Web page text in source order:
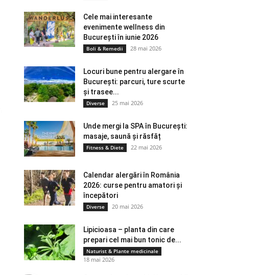
Cele mai interesante
evenimente wellness din
București în iunie 2026
Boli & Remedii 28 mai 2026
Locuri bune pentru alergare în
București: parcuri, ture scurte
și trasee...
Diverse 25 mai 2026
Unde mergi la SPA în București:
masaje, saună și răsfăț
Fitness & Diete 22 mai 2026
Calendar alergări în România
2026: curse pentru amatori și
începători
Diverse 20 mai 2026
Lipicioasa – planta din care
prepari cel mai bun tonic de...
Naturist & Plante medicinale
18 mai 2026